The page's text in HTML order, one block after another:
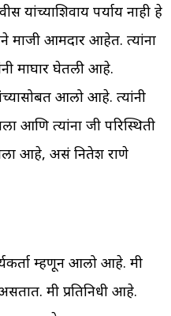
पर्याय नाही हे
माजी आमदार आहेत. त्यांना
माघार घेतली आहे.
आलो आहे. त्यांनी
आणि त्यांना जी परिस्थिती
आहे, असं नितेश राणे
म्हणून आलो आहे. मी
मी प्रतिनिधी आहे.